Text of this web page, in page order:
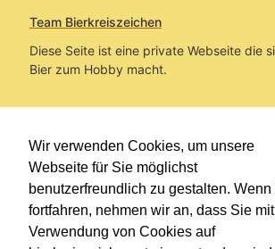
Wir verwenden Cookies, um unsere
Webseite für Sie möglichst
benutzerfreundlich zu gestalten. Wenn
fortfahren, nehmen wir an, dass Sie
Verwendung von Cookies auf
Team Bierkreiszeichen
Diese Seite ist eine private Webseite die
Bier zum Hobby macht.
Sie befinden sich auf https://
im Pfad:Bierkreiszeichen/Gesammelte
Erstellt: 2026-08-08
Links